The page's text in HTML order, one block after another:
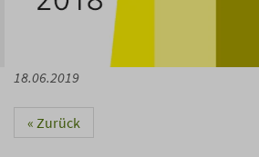
18.06.2019
« Zurück